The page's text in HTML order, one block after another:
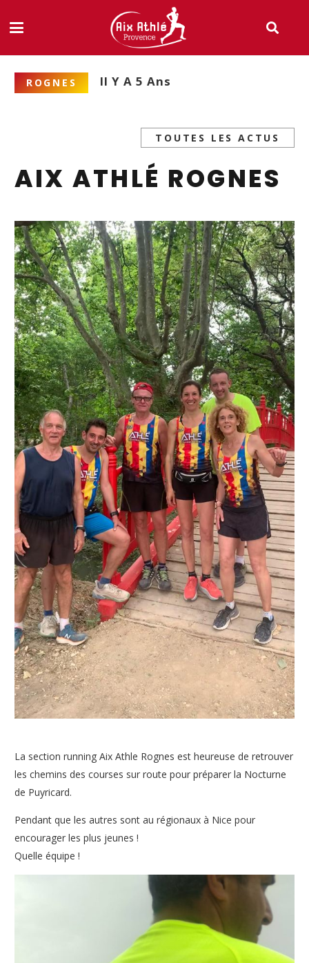
ROGNES Il Y A 5 Ans
TOUTES LES ACTUS
AIX ATHLÉ ROGNES
La section running Aix Athle Rognes est heureuse de retrouver
les chemins des courses sur route pour préparer la Nocturne
de Puyricard.
Pendant que les autres sont au régionaux à Nice pour
encourager les plus jeunes !
Quelle équipe !